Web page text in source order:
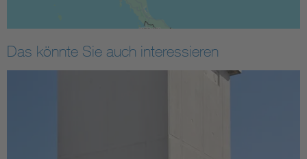
Das könnte Sie auch interessieren